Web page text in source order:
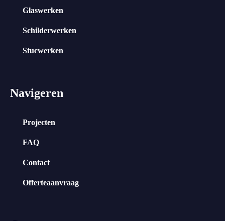
Glaswerken
Schilderwerken
Stucwerken
Navigeren
Projecten
FAQ
Contact
Offerteaanvraag